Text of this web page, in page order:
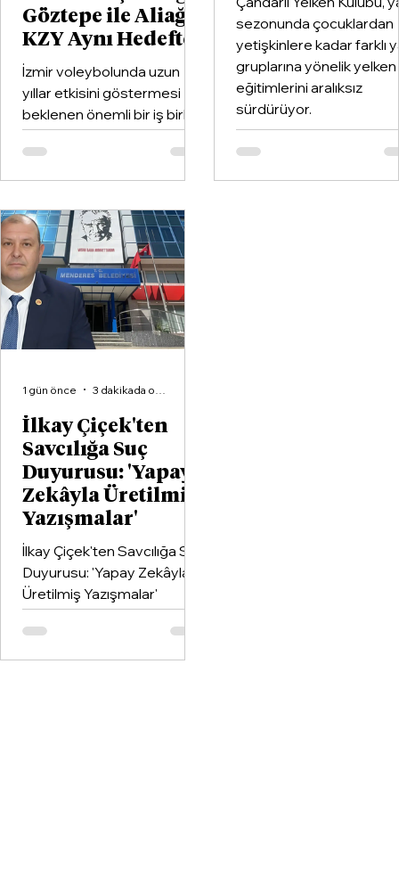
Göztepe ile Aliağa
KZY Aynı Hedefte
İzmir voleybolunda uzun
yıllar etkisini göstermesi
beklenen önemli bir iş birliği
hayata geçirildi. Kentin köklü
kulüplerinden Göztepe
Spor Kulübü ile İzmir'in en
organizasyonlarından
Aliağa KZY Spor Kulübü,
voleybol branşında güçlerini
birleştiren kapsamlı bir iş
birliği protokolüne imza attı.
sezonunda çocuklardan
yetişkinlere kadar farklı
gruplarına yönelik yelken
eğitimlerini aralıksız
sürdürüyor.
İlkay Çiçek'ten
Savcılığa Suç
Duyurusu: 'Yapay
Zekâyla Üretilmiş
Yazışmalar'
İlkay Çiçek'ten Savcılığa Suç
Duyurusu: 'Yapay Zekâyla
Üretilmiş Yazışmalar'
1 gün önce